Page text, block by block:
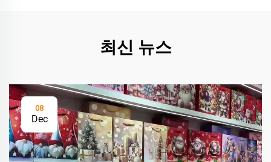
최신 뉴스
08
Dec